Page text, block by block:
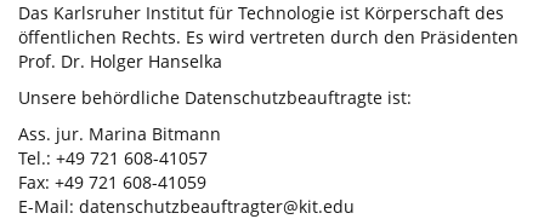
Das Karlsruher Institut für Technologie ist Körperschaft des
öffentlichen Rechts. Es wird vertreten durch den Präsidenten
Prof. Dr. Holger Hanselka
Unsere behördliche Datenschutzbeauftragte ist:
Ass. jur. Marina Bitmann
Tel.: +49 721 608-41057
Fax: +49 721 608-41059
E-Mail: datenschutzbeauftragter@kit.edu